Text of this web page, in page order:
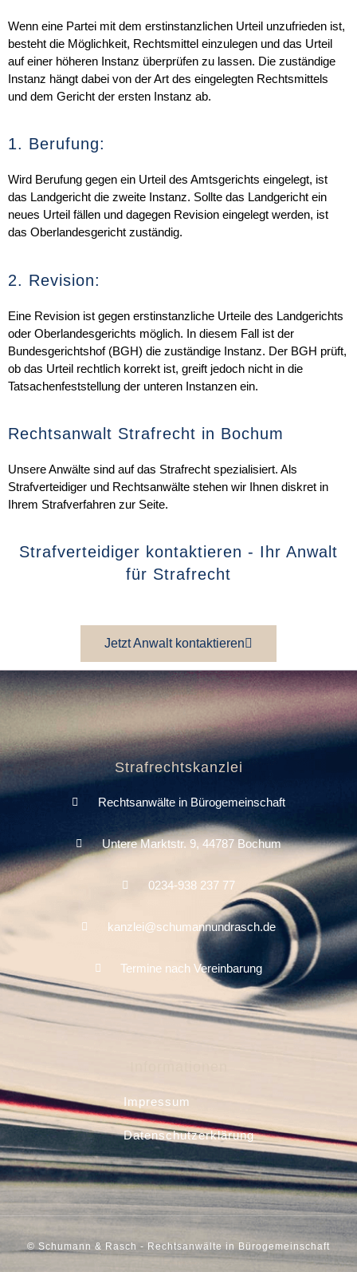
Wenn eine Partei mit dem erstinstanzlichen Urteil unzufrieden ist,
besteht die Möglichkeit, Rechtsmittel einzulegen und das Urteil
auf einer höheren Instanz überprüfen zu lassen. Die zuständige
Instanz hängt dabei von der Art des eingelegten Rechtsmittels
und dem Gericht der ersten Instanz ab.
1. Berufung:
Wird Berufung gegen ein Urteil des Amtsgerichts eingelegt, ist
das Landgericht die zweite Instanz. Sollte das Landgericht ein
neues Urteil fällen und dagegen Revision eingelegt werden, ist
das Oberlandesgericht zuständig.
2. Revision:
Eine Revision ist gegen erstinstanzliche Urteile des Landgerichts
oder Oberlandesgerichts möglich. In diesem Fall ist der
Bundesgerichtshof (BGH) die zuständige Instanz. Der BGH prüft,
ob das Urteil rechtlich korrekt ist, greift jedoch nicht in die
Tatsachenfeststellung der unteren Instanzen ein.
Rechtsanwalt Strafrecht in Bochum
Unsere Anwälte sind auf das Strafrecht spezialisiert. Als
Strafverteidiger und Rechtsanwälte stehen wir Ihnen diskret in
Ihrem Strafverfahren zur Seite.
Strafverteidiger kontaktieren - Ihr Anwalt
für Strafrecht
Jetzt Anwalt kontaktieren
Strafrechtskanzlei
Rechtsanwälte in Bürogemeinschaft
Untere Marktstr. 9, 44787 Bochum
0234-938 237 77
kanzlei@schumannundrasch.de
Termine nach Vereinbarung
Impressum
Datenschutzerklärung
© Schumann & Rasch - Rechtsanwälte in Bürogemeinschaft